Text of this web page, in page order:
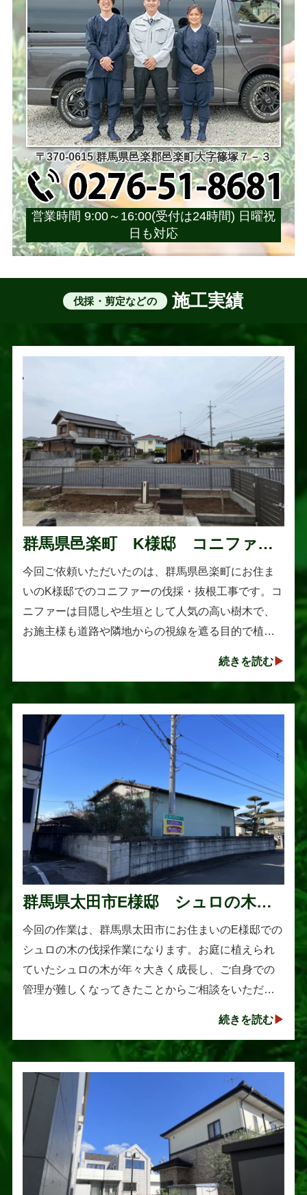
〒370-0615 群馬県邑楽郡邑楽町大字篠塚７－３
営業時間 9:00～16:00(受付は24時間) 日曜祝
日も対応
伐採・剪定などの 施工実績
群馬県邑楽町 K様邸 コニファー
伐採・抜根工事
今回ご依頼いただいたのは、群馬県邑楽町にお住ま
いのK様邸でのコニファーの伐採・抜根工事です。コ
ニファーは目隠しや生垣として人気の高い樹木で、
お施主様も道路や隣地からの視線を遮る目的で植え
続きを読む
群馬県太田市E様邸 シュロの木の
伐採作業
今回の作業は、群馬県太田市にお住まいのE様邸での
シュロの木の伐採作業になります。お庭に植えられ
ていたシュロの木が年々大きく成長し、ご自身での
管理が難しくなってきたことからご相談をいただき
続きを読む